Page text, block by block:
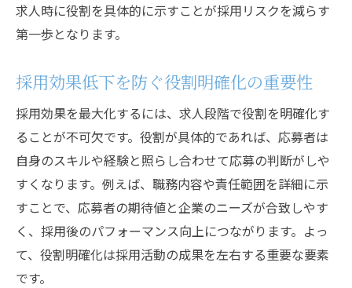
求人時に役割を具体的に示すことが採用リスクを減らす
第一歩となります。
採用効果低下を防ぐ役割明確化の重要性
採用効果を最大化するには、求人段階で役割を明確化す
ることが不可欠です。役割が具体的であれば、応募者は
自身のスキルや経験と照らし合わせて応募の判断がしや
すくなります。例えば、職務内容や責任範囲を詳細に示
すことで、応募者の期待値と企業のニーズが合致しやす
く、採用後のパフォーマンス向上につながります。よっ
て、役割明確化は採用活動の成果を左右する重要な要素
です。